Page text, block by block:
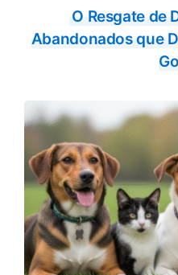
O Resgate de
Abandonados que